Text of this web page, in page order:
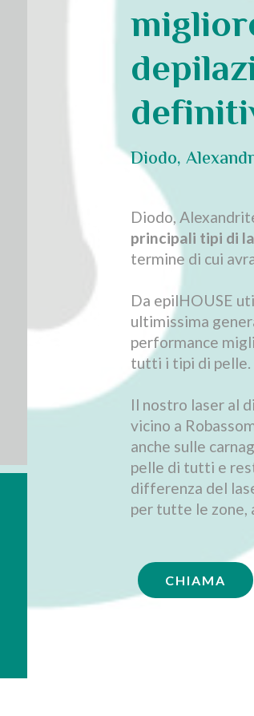
Diodo,
Diodo,
principali tipi di
termine di cui
Da epilHOUSE
ultimissima
performance
tutti i tipi di pelle.
Il nostro laser al
vicino a
anche sulle
pelle di tutti e
differenza del
per tutte le zone,
CHIAMA